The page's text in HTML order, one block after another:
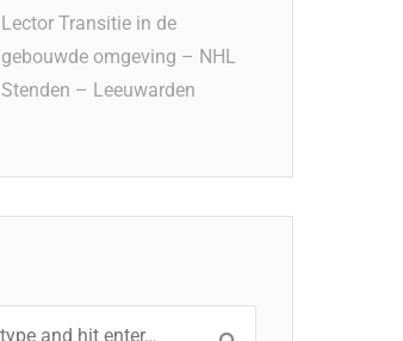
Lector Transitie in de
gebouwde omgeving – NHL
Stenden – Leeuwarden